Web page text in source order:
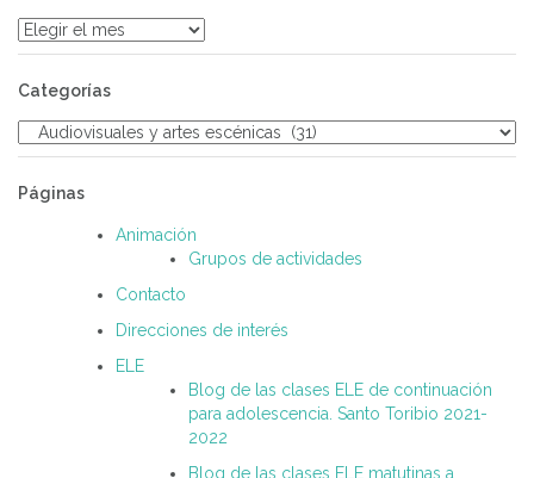
Archivos
Categorías
Categorías
Páginas
Animación
Grupos de actividades
Contacto
Direcciones de interés
ELE
Blog de las clases ELE de continuación
para adolescencia. Santo Toribio 2021-
2022
Blog de las clases ELE matutinas a